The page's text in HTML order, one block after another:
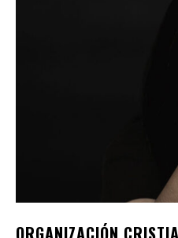
ORGANIZACIÓN